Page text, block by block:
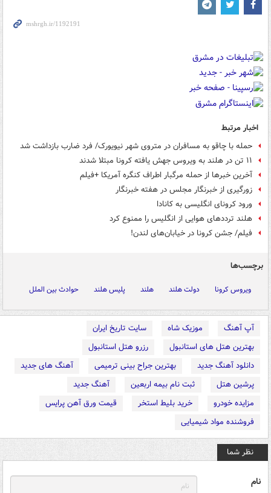
اخبار مرتبط
حمله با چاقو به مسافران در متروی شهر نیویورک/ فرد ضارب بازداشت شد
۱۱ تن در هلند به ویروس جهش یافته کرونا مبتلا شدند
آخرین خبرها از حمله مرگبار اطراف کنگره آمریکا +فیلم
زورگیری از خبرنگار مجلس در هفته خبرنگار
ورود کرونای انگلیسی به کانادا
هلند ترددهای هوایی از انگلیس را ممنوع کرد
فیلم/ جشن کرونا در خیابان‌های لندن!
برچسب‌ها
ویروس کرونا دولت هلند هلند پلیس هلند حوادث بین الملل
آپ آهنگ موزیک شاه
سایت تاریخ ایران
بهترین هتل های استانبول
رزرو هتل استانبول
دانلود آهنگ جدید
بهترین جراح بینی ترمیمی
آهنگ های جدید
پرشین هتل
ثبت نام بیمه اربعین
آهنگ جدید
مزایده خودرو
خرید بلیط استخر
قیمت ورق آهن پرایس
فروشنده مواد شیمیایی
نظر شما
نام